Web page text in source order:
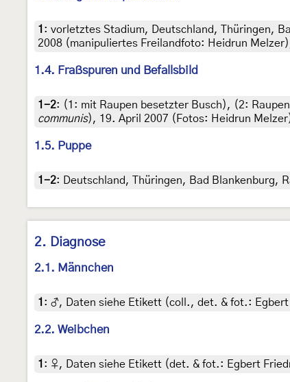
1 : vorletztes Stadium, Deutschland, Thüringen,
2008 (manipuliertes Freilandfoto: Heidrun
1.4. Fraßspuren und Befallsbild
1-2: (1: mit Raupen besetzter Busch), (2:
communis), 19. April 2007 (Fotos: Heidrun
1.5. Puppe
1-2: Deutschland, Thüringen, Bad Blankenburg,
2. Diagnose
2.1. Männchen
1 : ♂, Daten siehe Etikett (coll., det. & fot.:
2.2. Weibchen
1 : ♀, Daten siehe Etikett (det. & fot.: Egbert